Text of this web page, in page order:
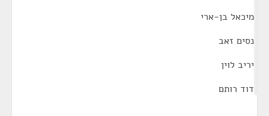
מיכאל בן-ארי
נסים זאב
יריב לוין
דוד רותם